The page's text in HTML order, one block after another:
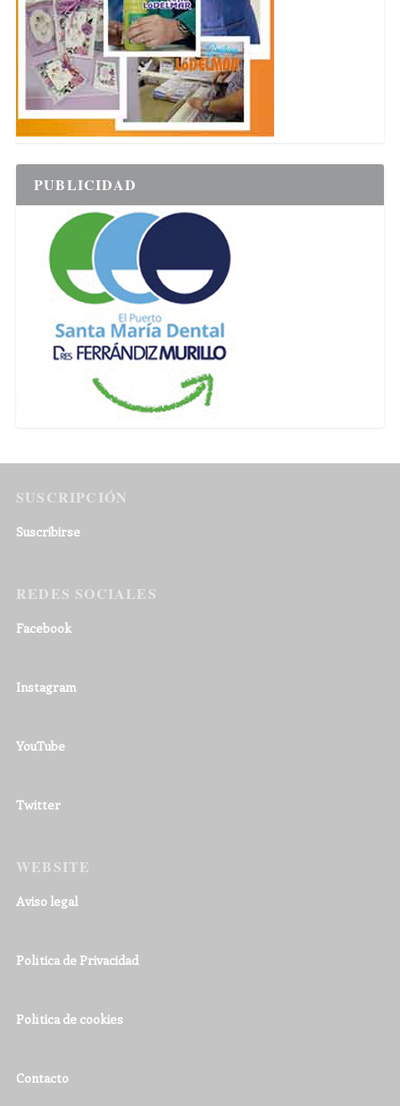
PUBLICIDAD
SUSCRIPCIÓN
Suscribirse
REDES SOCIALES
Facebook
Instagram
YouTube
Twitter
WEBSITE
Aviso legal
Política de Privacidad
Política de cookies
Contacto